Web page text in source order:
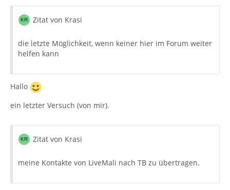
Zitat von Krasi
die letzte Möglichkeit, wenn keiner hier im Forum weiter
helfen kann
Hallo
ein letzter Versuch (von mir).
Zitat von Krasi
meine Kontakte von LiveMali nach TB zu übertragen.